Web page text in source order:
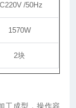
/50Hz
1570W
2块
工成型，操作容